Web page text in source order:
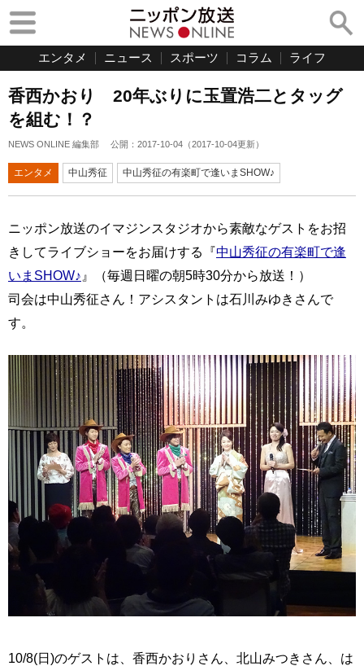
エンタメ ニュース スポーツ コラム ライフ
香西かおり 20年ぶりに玉置浩二とタッグ
を組む！？
NEWS ONLINE 編集部 公開： 2017-10-04 （2017-10-04更新）
エンタメ 中山秀征 中山秀征の有楽町で逢いまSHOW♪
ニッポン放送のイマジンスタジオから素敵なゲストをお招
きしてライブショーをお届けする『中山秀征の有楽町で逢
いまSHOW♪ 』（毎週日曜の朝5時30分から放送！）
司会は中山秀征さん！アシスタントは石川みゆきさんで
す。
10/8(日)のゲストは、香西かおりさん、北山みつきさん、は